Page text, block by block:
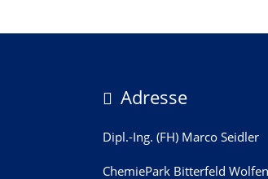
 Adresse
Dipl.-Ing. (FH) Marco Seidler
ChemiePark Bitterfeld Wolfen